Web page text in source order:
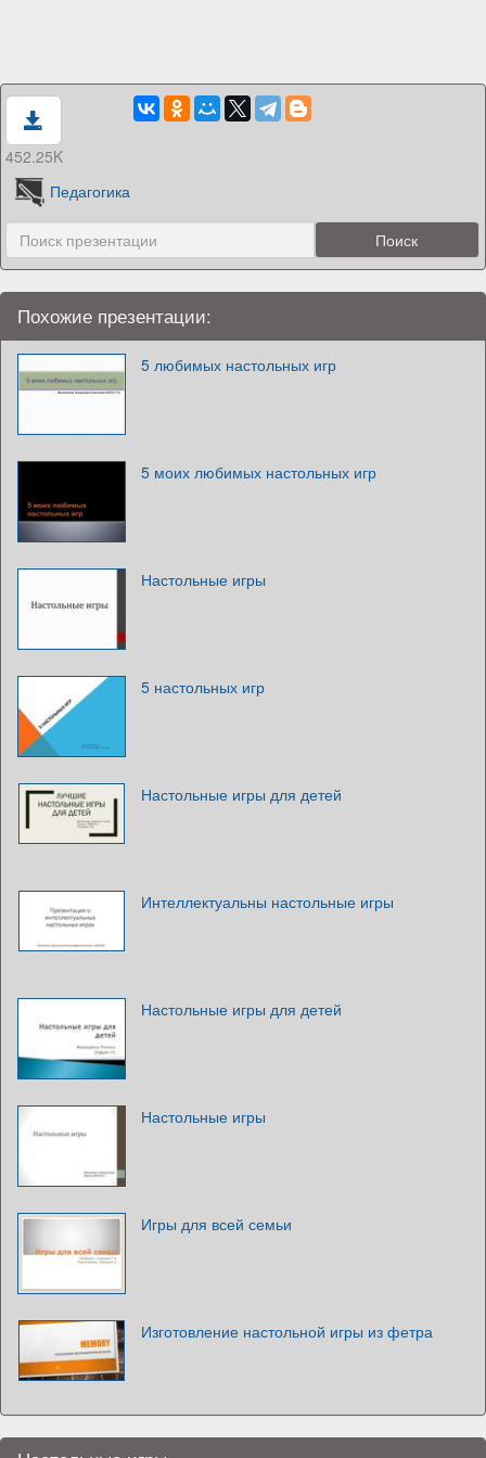
452.25K
Педагогика
Похожие презентации:
5 любимых настольных игр
5 моих любимых настольных игр
Настольные игры
5 настольных игр
Настольные игры для детей
Интеллектуальны настольные игры
Настольные игры для детей
Настольные игры
Игры для всей семьи
Изготовление настольной игры из фетра